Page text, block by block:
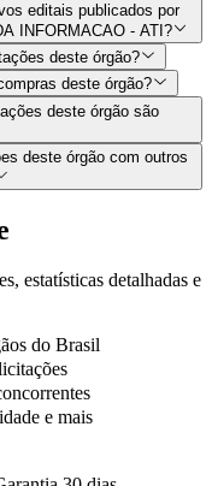
editais publicados por
INFORMACAO - ATI?
deste órgão?
deste órgão?
deste órgão são
deste órgão com outros
estatísticas detalhadas e
do Brasil
e mais